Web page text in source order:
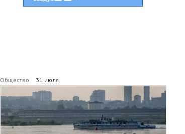
Общество 31 июля